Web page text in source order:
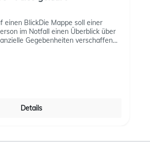
einen BlickDie Mappe soll einer
im Notfall einen Überblick über
Gegebenheiten verschaffen
Details